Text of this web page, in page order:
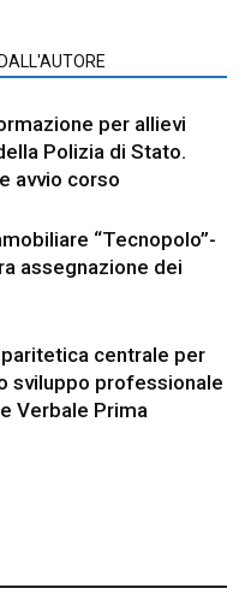
per allievi
Polizia di Stato.
avvio corso
“Tecnopolo”-
assegnazione dei
centrale per
sviluppo professionale
Verbale Prima